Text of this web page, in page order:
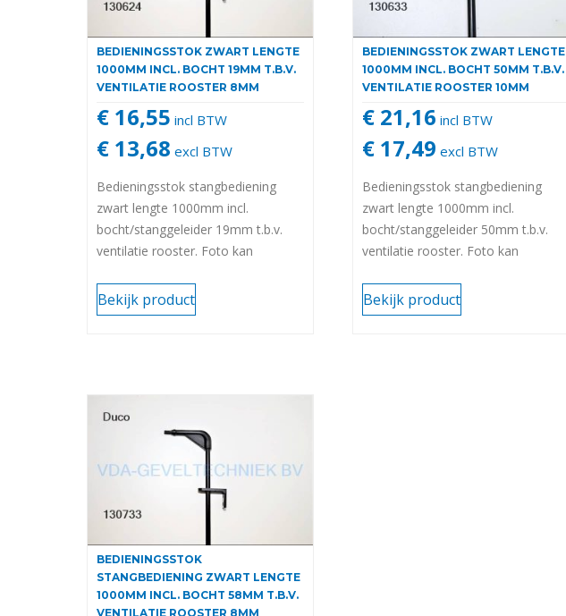
BEDIENINGSSTOK ZWART LENGTE
1000MM INCL. BOCHT 19MM T.B.V.
VENTILATIE ROOSTER 8MM
€ 16,55 incl BTW
€ 13,68 excl BTW
Bedieningsstok stangbediening
zwart lengte 1000mm incl.
bocht/stanggeleider 19mm t.b.v.
ventilatie rooster. Foto kan
(universele stok) 8mm (uitlopend
artikel)
Bekijk product
BEDIENINGSSTOK ZWART LENGTE
1000MM INCL. BOCHT 50MM T.B.V.
VENTILATIE ROOSTER 10MM
€ 21,16 incl BTW
€ 17,49 excl BTW
Bedieningsstok stangbediening
zwart lengte 1000mm incl.
bocht/stanggeleider 50mm t.b.v.
ventilatie rooster. Foto kan
(universele stok) 10mm
Bekijk product
BEDIENINGSSTOK
STANGBEDIENING ZWART LENGTE
1000MM INCL. BOCHT 58MM T.B.V.
VENTILATIE ROOSTER 8MM